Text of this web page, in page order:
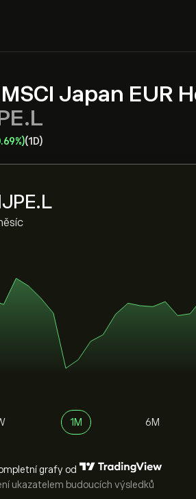
Japan EUR
(1D)
1M 6M
grafy od
ukazatelem budoucích výsledků